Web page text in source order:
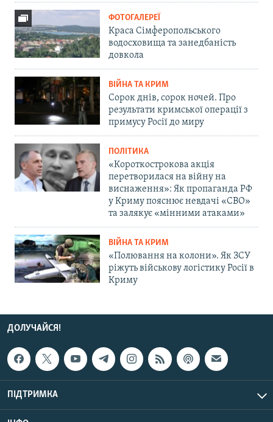
ФОТОГАЛЕРЕЇ
Краса Сімферопольського
водосховища та занедбаність
довкола
ВІЙНА ТА КРИМ
Сорок днів, сорок ночей. Про
результати кримської операції з
примусу Росії до миру
ПОЛІТИКА
«Короткострокова акція
перетворилася на війну на
виснаження»: Як пропаганда РФ
у Криму пояснює невдачі «СВО»
та залякує «мінними атаками»
ВІЙНА ТА КРИМ
«Полювання на колони». Як ЗСУ
ріжуть військову логістику Росії в
Криму
ДОЛУЧАЙСЯ!
ПІДТРИМКА